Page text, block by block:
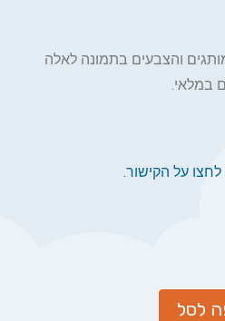
והצבעים בתמונה לאלה
במלאי.
על הקישור.
לסל